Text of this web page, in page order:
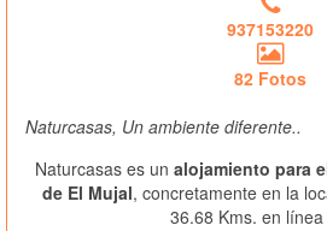
937153220
82 Fotos
Naturcasas, Un ambiente diferente..
Naturcasas es un alojamiento para
de El Mujal, concretamente en la
36.68 Kms. en